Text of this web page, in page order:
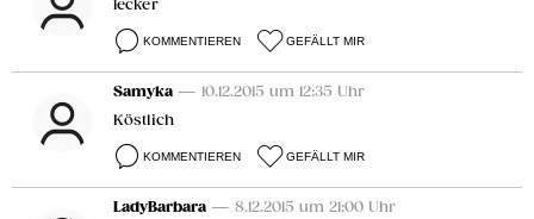
lecker
KOMMENTIEREN GEFÄLLT MIR
Samyka — 10.12.2015 um 12:35 Uhr
Köstlich
KOMMENTIEREN GEFÄLLT MIR
LadyBarbara — 8.12.2015 um 21:00 Uhr